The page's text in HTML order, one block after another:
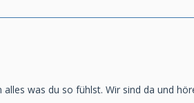
was du so fühlst. Wir sind da und